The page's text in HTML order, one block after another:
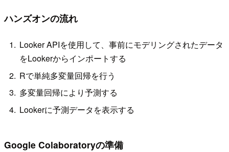
ハンズオンの流れ
Looker APIを使用して、事前にモデリングされたデータ
をLookerからインポートする
Rで単純多変量回帰を行う
多変量回帰により予測する
Lookerに予測データを表示する
Google Colaboratoryの準備